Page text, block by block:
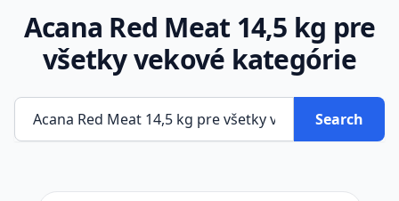
Acana Red Meat 14,5 kg pre
všetky vekové kategórie
Search